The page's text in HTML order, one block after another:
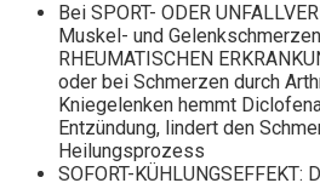
Bei SPORT- ODER
Muskel- und
RHEUMATISCHEN
oder bei Schmerzen durch
Kniegelenken hemmt
Entzündung, lindert den
Heilungsprozess
SOFORT-